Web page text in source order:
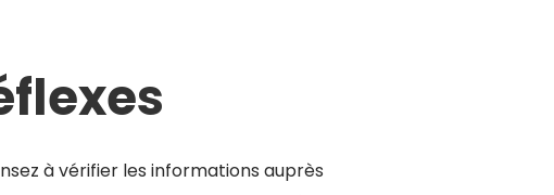
à vérifier les informations auprès